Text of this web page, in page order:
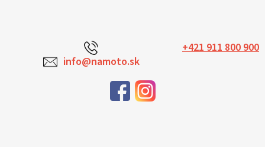
+421 911 800 900
info@namoto.sk